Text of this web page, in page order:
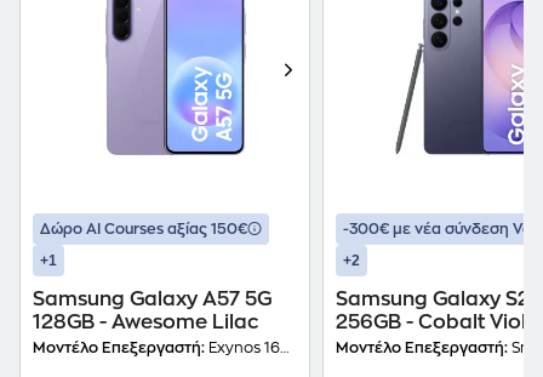
Δώρο ΑΙ Courses αξίας 150€
+1
Samsung Galaxy A57 5G
128GB - Awesome Lilac
Μοντέλο Επεξεργαστή: Exynos 1680 (4nm)
-300€ με νέα σύνδεση
+2
Samsung Galaxy
256GB - Cobalt
Μοντέλο Επεξεργαστή: Snapdragon 8